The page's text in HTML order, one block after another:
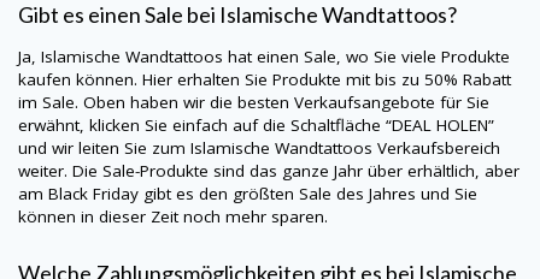
Gibt es einen Sale bei Islamische Wandtattoos?
Ja, Islamische Wandtattoos hat einen Sale, wo Sie viele Produkte
kaufen können. Hier erhalten Sie Produkte mit bis zu 50% Rabatt
im Sale. Oben haben wir die besten Verkaufsangebote für Sie
erwähnt, klicken Sie einfach auf die Schaltfläche “DEAL HOLEN”
und wir leiten Sie zum Islamische Wandtattoos Verkaufsbereich
weiter. Die Sale-Produkte sind das ganze Jahr über erhältlich, aber
am Black Friday gibt es den größten Sale des Jahres und Sie
können in dieser Zeit noch mehr sparen.
Welche Zahlungsmöglichkeiten gibt es bei Islamische